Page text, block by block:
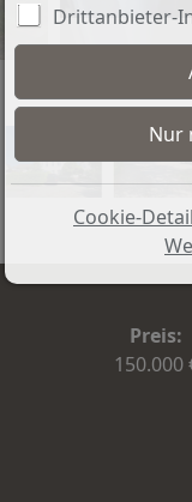
Preis:
150.000
Drittanbieter-
Cookie-